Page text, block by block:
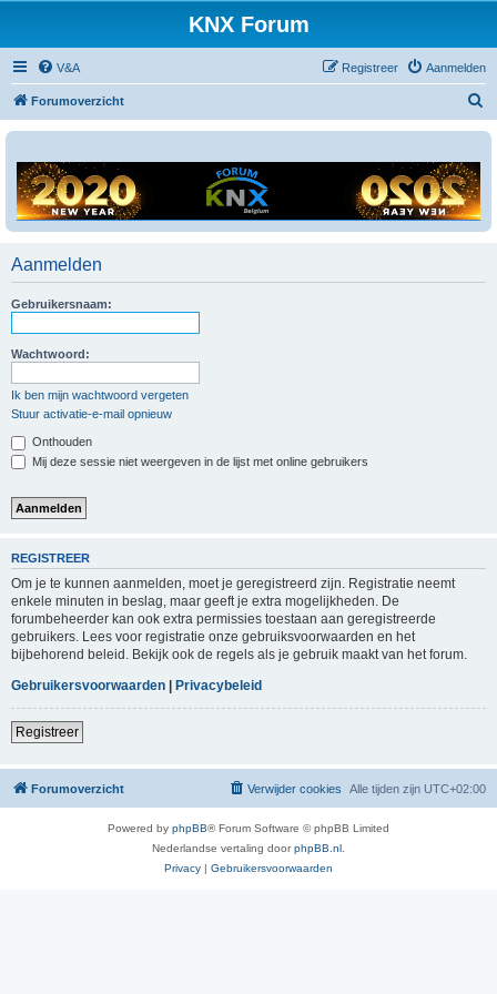
KNX Forum
V&A Aanmelden
Registreer
Forumoverzicht
Aanmelden
Gebruikersnaam:
Wachtwoord:
Ik ben mijn wachtwoord vergeten
Stuur activatie-e-mail opnieuw
Onthouden
Mij deze sessie niet weergeven in de lijst met online gebruikers
REGISTREER
Om je te kunnen aanmelden, moet je geregistreerd zijn. Registratie neemt
enkele minuten in beslag, maar geeft je extra mogelijkheden. De
forumbeheerder kan ook extra permissies toestaan aan geregistreerde
gebruikers. Lees voor registratie onze gebruiksvoorwaarden en het
bijbehorend beleid. Bekijk ook de regels als je gebruik maakt van het forum.
Gebruikersvoorwaarden
Privacybeleid
Registreer
Forumoverzicht Alle tijden zijn UTC+02:00
Verwijder cookies
Powered by phpBB® Forum Software © phpBB Limited
Nederlandse vertaling doorphpBB.nl
Privacy | Gebruikersvoorwaarden